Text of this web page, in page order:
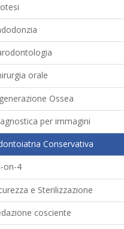
orale
Ossea
per immagini
Conservativa
on-4
e Sterilizzazione
cosciente